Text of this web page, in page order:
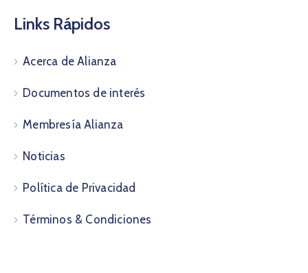
Links Rápidos
Acerca de Alianza
Documentos de interés
Membresía Alianza
Noticias
Política de Privacidad
Términos & Condiciones